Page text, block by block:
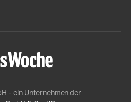
- ein Unternehmen der